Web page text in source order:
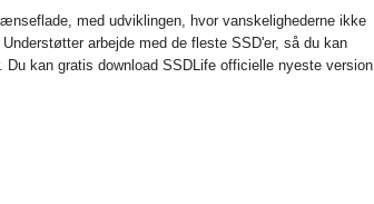
med udviklingen, hvor vanskelighederne ikke
arbejde med de fleste SSD'er, så du kan
kan gratis download SSDLife officielle nyeste version